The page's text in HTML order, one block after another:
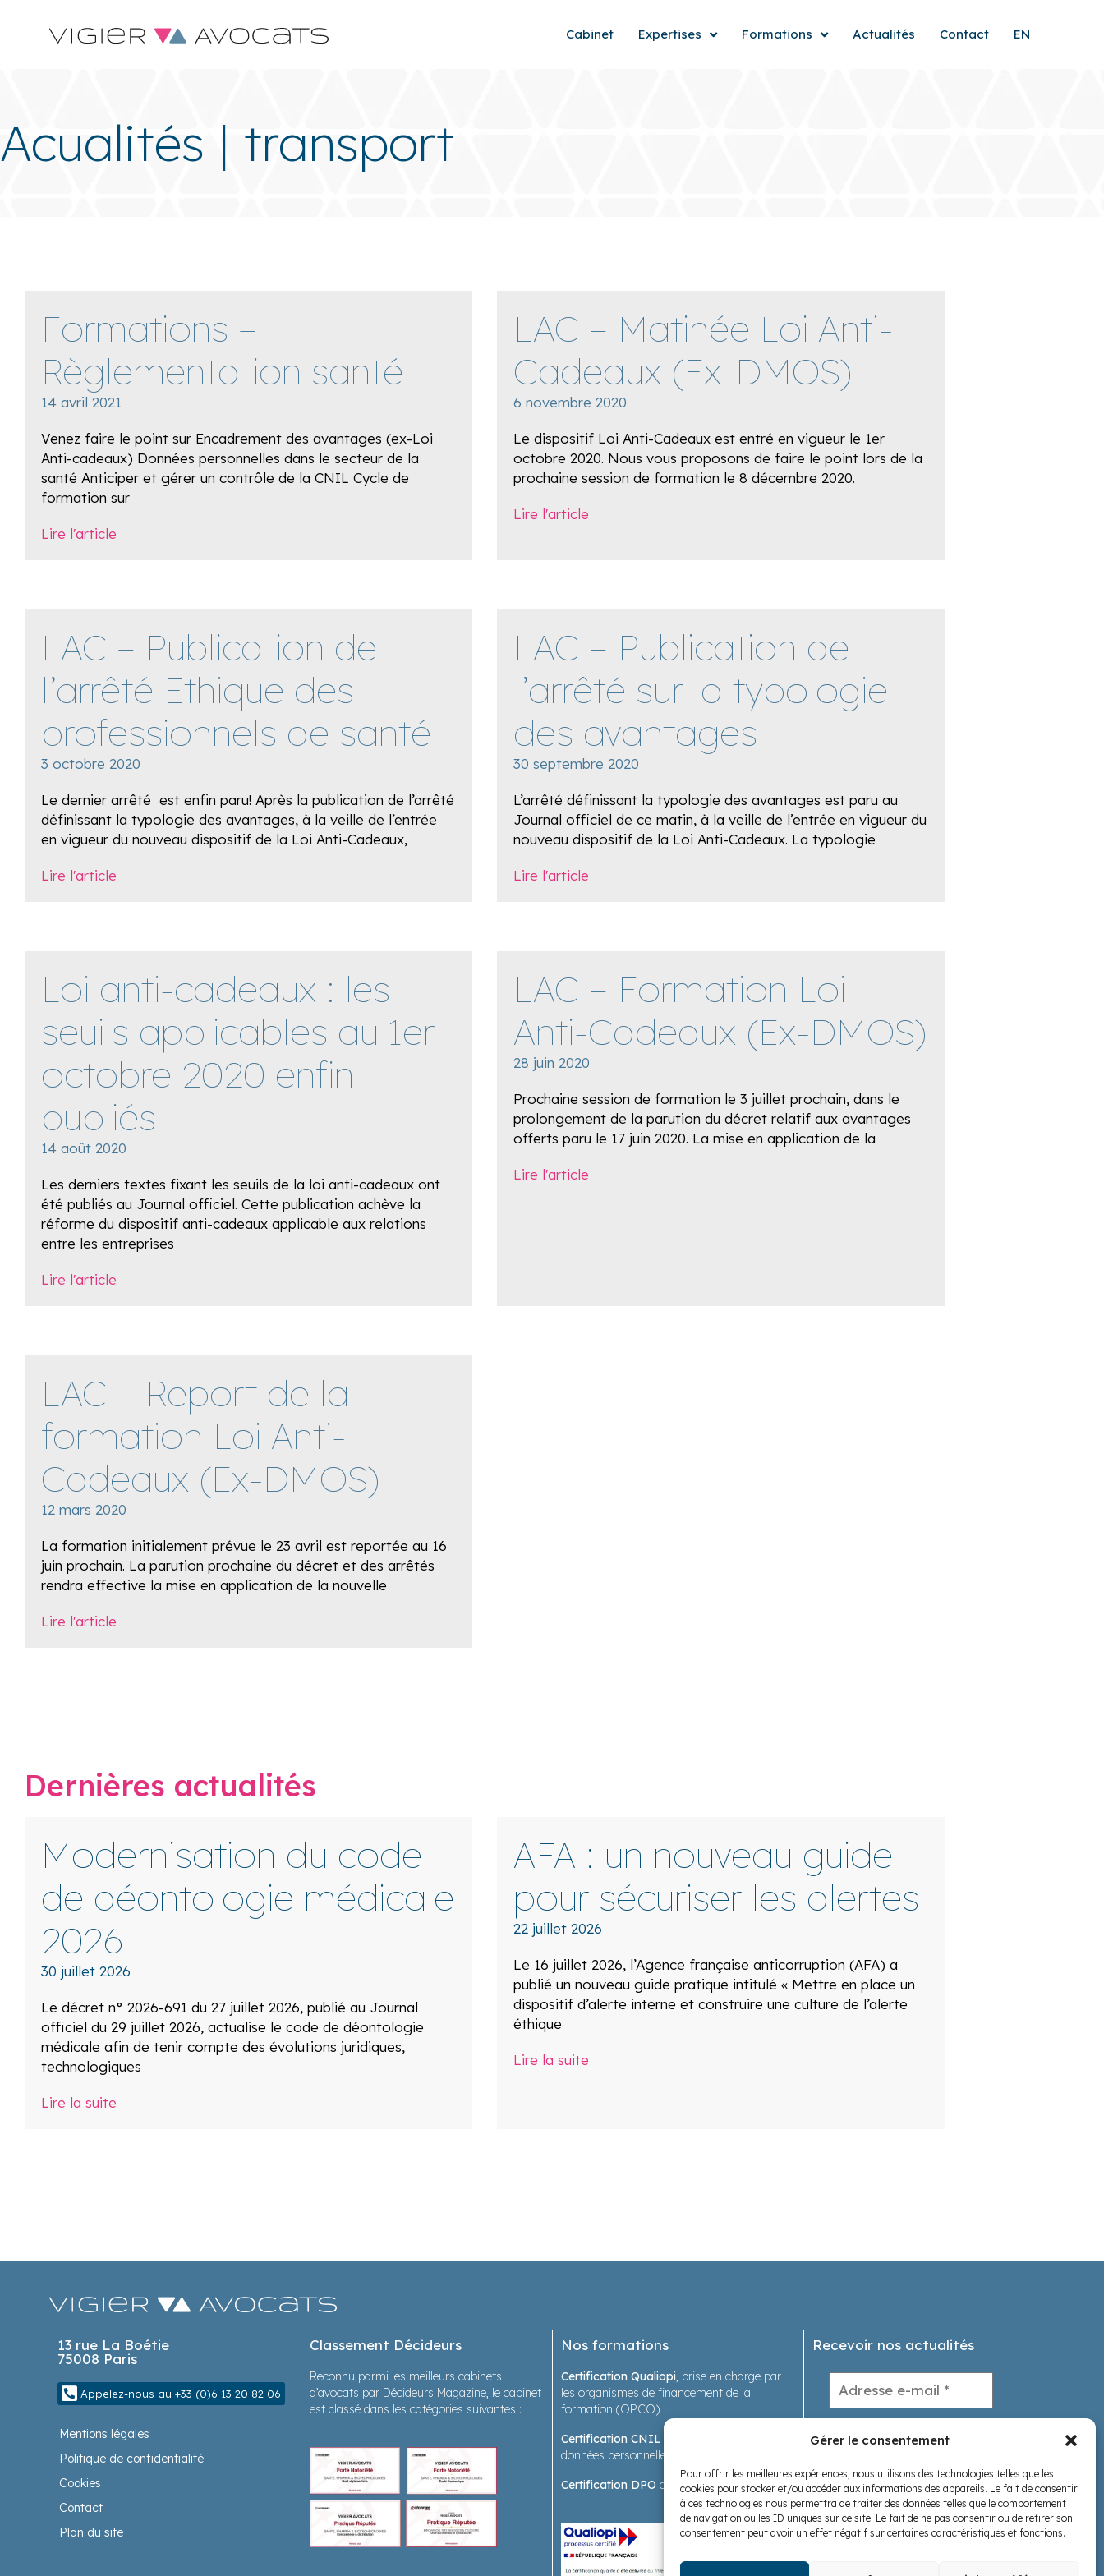
Gérer le consentement
Pour offrir les meilleures expériences, nous utilisons des technologies telles que les
cookies pour stocker et/ou accéder aux informations des appareils. Le fait de consentir
à ces technologies nous permettra de traiter des données telles que le comportement
de navigation ou les ID uniques sur ce site. Le fait de ne pas consentir ou de retirer son
consentement peut avoir un effet négatif sur certaines caractéristiques et fonctions.
Cabinet Expertises Formations Actualités Contact EN
Acualités | transport
Formations –
Règlementation santé
14 avril 2021
Venez faire le point sur Encadrement des avantages (ex-Loi
Anti-cadeaux) Données personnelles dans le secteur de la
santé Anticiper et gérer un contrôle de la CNIL Cycle de
formation sur
Lire l'article
LAC – Matinée Loi Anti-
Cadeaux (Ex-DMOS)
6 novembre 2020
Le dispositif Loi Anti-Cadeaux est entré en vigueur le 1er
octobre 2020. Nous vous proposons de faire le point lors de la
prochaine session de formation le 8 décembre 2020.
Lire l'article
LAC – Publication de
l’arrêté Ethique des
professionnels de santé
3 octobre 2020
Le dernier arrêté est enfin paru! Après la publication de l’arrêté
définissant la typologie des avantages, à la veille de l’entrée
en vigueur du nouveau dispositif de la Loi Anti-Cadeaux,
Lire l'article
LAC – Publication de
l’arrêté sur la typologie
des avantages
30 septembre 2020
L’arrêté définissant la typologie des avantages est paru au
Journal officiel de ce matin, à la veille de l’entrée en vigueur du
nouveau dispositif de la Loi Anti-Cadeaux. La typologie
Lire l'article
Loi anti-cadeaux : les
seuils applicables au 1er
octobre 2020 enfin
publiés
14 août 2020
Les derniers textes fixant les seuils de la loi anti-cadeaux ont
été publiés au Journal officiel. Cette publication achève la
réforme du dispositif anti-cadeaux applicable aux relations
entre les entreprises
Lire l'article
LAC – Formation Loi
Anti-Cadeaux (Ex-DMOS)
28 juin 2020
Prochaine session de formation le 3 juillet prochain, dans le
prolongement de la parution du décret relatif aux avantages
offerts paru le 17 juin 2020. La mise en application de la
Lire l'article
LAC – Report de la
formation Loi Anti-
Cadeaux (Ex-DMOS)
12 mars 2020
La formation initialement prévue le 23 avril est reportée au 16
juin prochain. La parution prochaine du décret et des arrêtés
rendra effective la mise en application de la nouvelle
Lire l'article
Dernières actualités
Modernisation du code
de déontologie médicale
2026
30 juillet 2026
Le décret n° 2026-691 du 27 juillet 2026, publié au Journal
officiel du 29 juillet 2026, actualise le code de déontologie
médicale afin de tenir compte des évolutions juridiques,
technologiques
Lire la suite
AFA : un nouveau guide
pour sécuriser les alertes
22 juillet 2026
Le 16 juillet 2026, l’Agence française anticorruption (AFA) a
publié un nouveau guide pratique intitulé « Mettre en place un
dispositif d’alerte interne et construire une culture de l’alerte
éthique
Lire la suite
13 rue La Boétie
75008 Paris
Appelez-nous au +33 (0)6 13 20 82 06
Mentions légales
Politique de confidentialité
Cookies
Contact
Plan du site
Classement Décideurs
Reconnu parmi les meilleurs cabinets
d’avocats par Décideurs Magazine, le cabinet
est classé dans les catégories suivantes :
Nos formations
Certification Qualiopi, prise en charge par
les organismes de financement de la
formation (OPCO)
Certification CNIL
données personnelles en santé
Certification DPO des formatrices
Recevoir nos actualités
Nous suivre